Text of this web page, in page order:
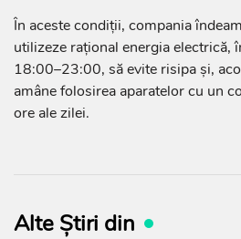
În aceste condiții, compania
utilizeze rațional energia electrică,
18:00–23:00, să evite risipa și,
amâne folosirea aparatelor cu un
ore ale zilei.
Alte Știri din